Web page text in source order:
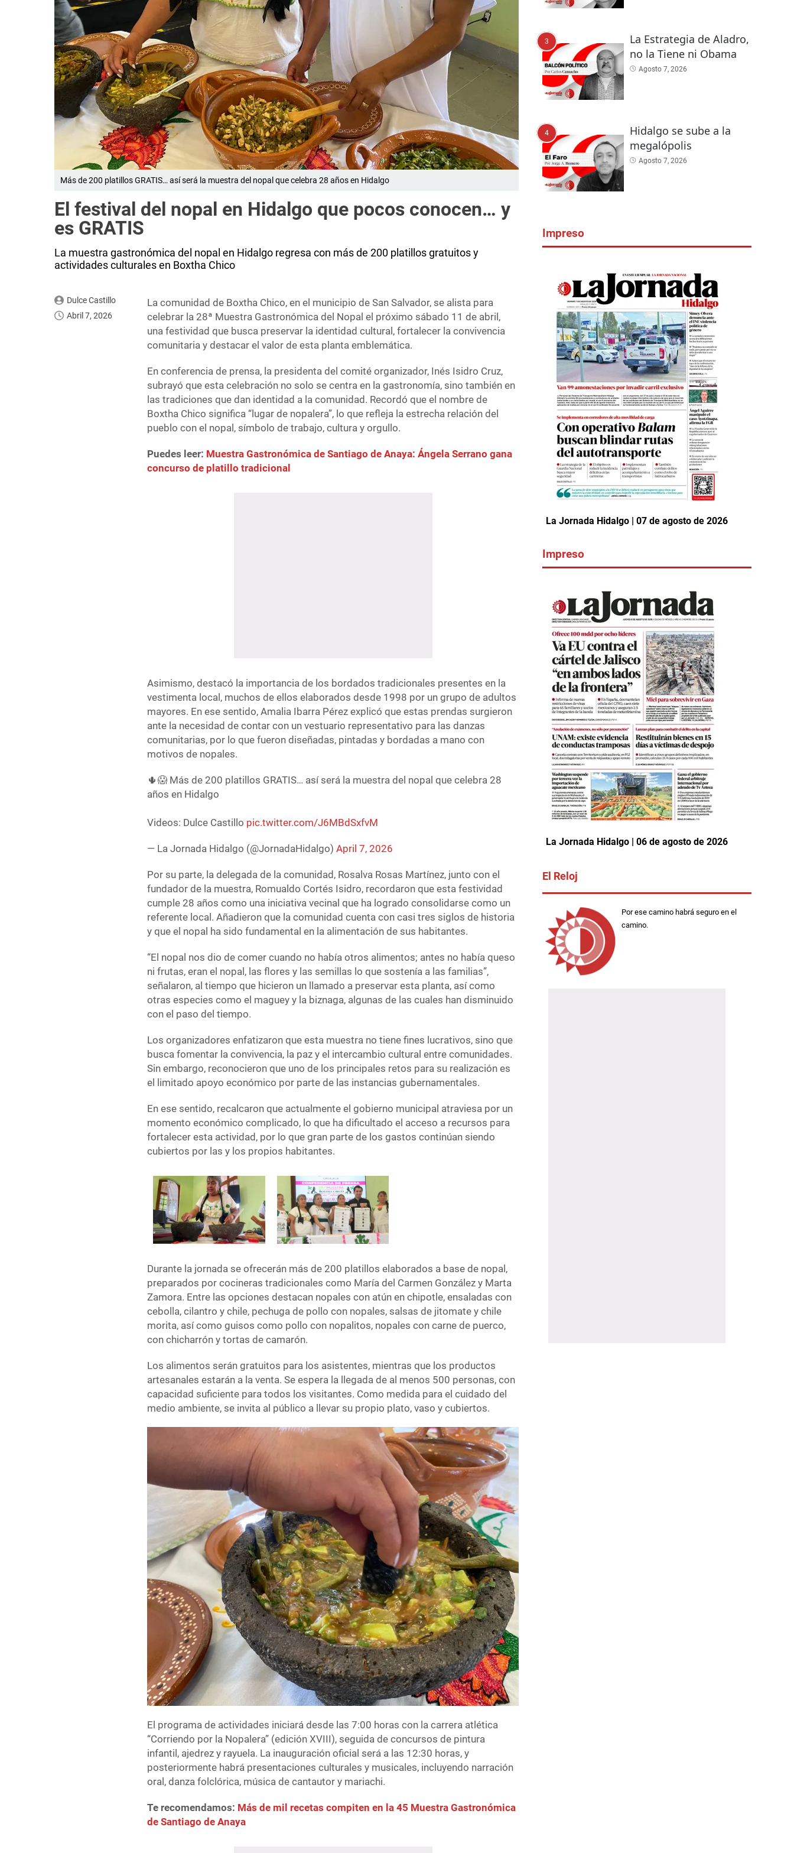
Más de 200 platillos GRATIS… así será la muestra del nopal que celebra 28 años en Hidalgo
El festival del nopal en Hidalgo que pocos conocen… y
es GRATIS
La muestra gastronómica del nopal en Hidalgo regresa con más de 200 platillos gratuitos y
actividades culturales en Boxtha Chico
Dulce Castillo
Abril 7, 2026
La comunidad de Boxtha Chico, en el municipio de San Salvador, se alista para
celebrar la 28ª Muestra Gastronómica del Nopal el próximo sábado 11 de abril,
una festividad que busca preservar la identidad cultural, fortalecer la convivencia
comunitaria y destacar el valor de esta planta emblemática.
En conferencia de prensa, la presidenta del comité organizador, Inés Isidro Cruz,
subrayó que esta celebración no solo se centra en la gastronomía, sino también en
las tradiciones que dan identidad a la comunidad. Recordó que el nombre de
Boxtha Chico significa “lugar de nopalera”, lo que refleja la estrecha relación del
pueblo con el nopal, símbolo de trabajo, cultura y orgullo.
Puedes leer: Muestra Gastronómica de Santiago de Anaya: Ángela Serrano gana
concurso de platillo tradicional
Asimismo, destacó la importancia de los bordados tradicionales presentes en la
vestimenta local, muchos de ellos elaborados desde 1998 por un grupo de adultos
mayores. En ese sentido, Amalia Ibarra Pérez explicó que estas prendas surgieron
ante la necesidad de contar con un vestuario representativo para las danzas
comunitarias, por lo que fueron diseñadas, pintadas y bordadas a mano con
motivos de nopales.
🌵😱 Más de 200 platillos GRATIS… así será la muestra del nopal que celebra 28
años en Hidalgo
Videos: Dulce Castillo pic.twitter.com/J6MBdSxfvM
— La Jornada Hidalgo (@JornadaHidalgo)April 7, 2026
Por su parte, la delegada de la comunidad, Rosalva Rosas Martínez, junto con el
fundador de la muestra, Romualdo Cortés Isidro, recordaron que esta festividad
cumple 28 años como una iniciativa vecinal que ha logrado consolidarse como un
referente local. Añadieron que la comunidad cuenta con casi tres siglos de historia
y que el nopal ha sido fundamental en la alimentación de sus habitantes.
“El nopal nos dio de comer cuando no había otros alimentos; antes no había queso
ni frutas, eran el nopal, las flores y las semillas lo que sostenía a las familias”,
señalaron, al tiempo que hicieron un llamado a preservar esta planta, así como
otras especies como el maguey y la biznaga, algunas de las cuales han disminuido
con el paso del tiempo.
Los organizadores enfatizaron que esta muestra no tiene fines lucrativos, sino que
busca fomentar la convivencia, la paz y el intercambio cultural entre comunidades.
Sin embargo, reconocieron que uno de los principales retos para su realización es
el limitado apoyo económico por parte de las instancias gubernamentales.
En ese sentido, recalcaron que actualmente el gobierno municipal atraviesa por un
momento económico complicado, lo que ha dificultado el acceso a recursos para
fortalecer esta actividad, por lo que gran parte de los gastos continúan siendo
cubiertos por las y los propios habitantes.
Durante la jornada se ofrecerán más de 200 platillos elaborados a base de nopal,
preparados por cocineras tradicionales como María del Carmen González y Marta
Zamora. Entre las opciones destacan nopales con atún en chipotle, ensaladas con
cebolla, cilantro y chile, pechuga de pollo con nopales, salsas de jitomate y chile
morita, así como guisos como pollo con nopalitos, nopales con carne de puerco,
con chicharrón y tortas de camarón.
Los alimentos serán gratuitos para los asistentes, mientras que los productos
artesanales estarán a la venta. Se espera la llegada de al menos 500 personas, con
capacidad suficiente para todos los visitantes. Como medida para el cuidado del
medio ambiente, se invita al público a llevar su propio plato, vaso y cubiertos.
El programa de actividades iniciará desde las 7:00 horas con la carrera atlética
“Corriendo por la Nopalera” (edición XVIII), seguida de concursos de pintura
infantil, ajedrez y rayuela. La inauguración oficial será a las 12:30 horas, y
posteriormente habrá presentaciones culturales y musicales, incluyendo narración
oral, danza folclórica, música de cantautor y mariachi.
Te recomendamos: Más de mil recetas compiten en la 45 Muestra Gastronómica
de Santiago de Anaya
3
La Estrategia de Aladro,
no la Tiene ni Obama
Agosto 7, 2026
4
Hidalgo se sube a la
megalópolis
Agosto 7, 2026
Impreso
La Jornada Hidalgo | 07 de agosto de 2026
Impreso
La Jornada Hidalgo | 06 de agosto de 2026
El Reloj
Por ese camino habrá seguro en el
camino.